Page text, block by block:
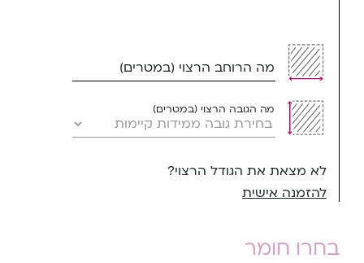
מה הרוחב הרצוי (במטרים)
מה הגובה הרצוי (במטרים)
לא מצאת את הגודל הרצוי?
להזמנה אישית
בחרו חומר